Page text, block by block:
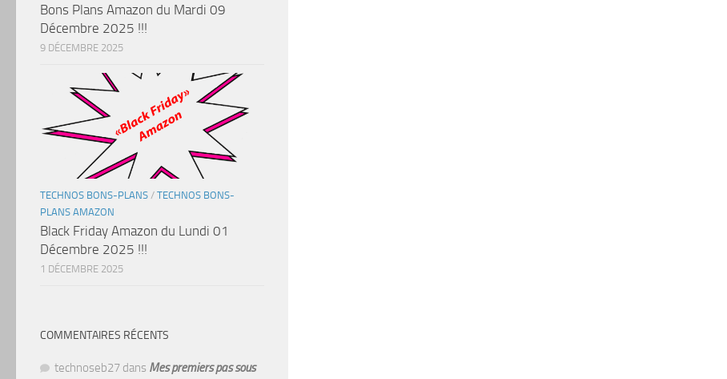
Bons Plans Amazon du Mardi 09
Décembre 2025 !!!
9 DÉCEMBRE 2025
TECHNOS BONS-PLANS / TECHNOS BONS-
PLANS AMAZON
Black Friday Amazon du Lundi 01
Décembre 2025 !!!
1 DÉCEMBRE 2025
COMMENTAIRES RÉCENTS
technoseb27 dans Mes premiers pas sous